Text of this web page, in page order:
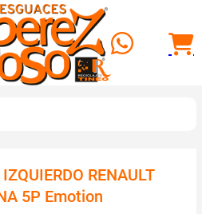
RENAULT
5P Emotion